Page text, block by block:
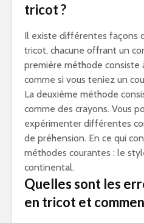
tricot ?
Il existe différentes façons
tricot, chacune offrant un
première méthode consiste
comme si vous teniez un
La deuxième méthode
comme des crayons. Vous
expérimenter différentes
de préhension. En ce qui
méthodes courantes : le
continental.
Quelles sont les
en tricot et